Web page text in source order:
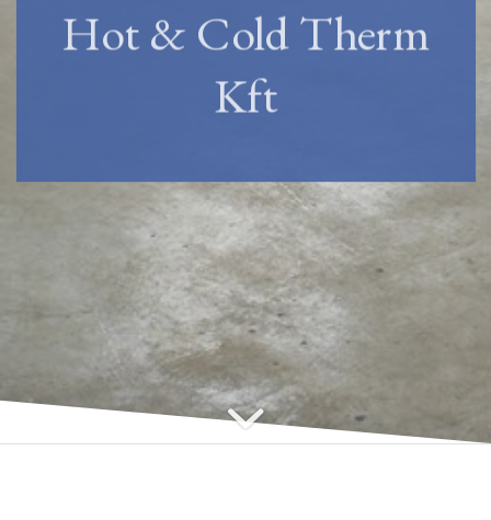
Hot & Cold Therm
Kft